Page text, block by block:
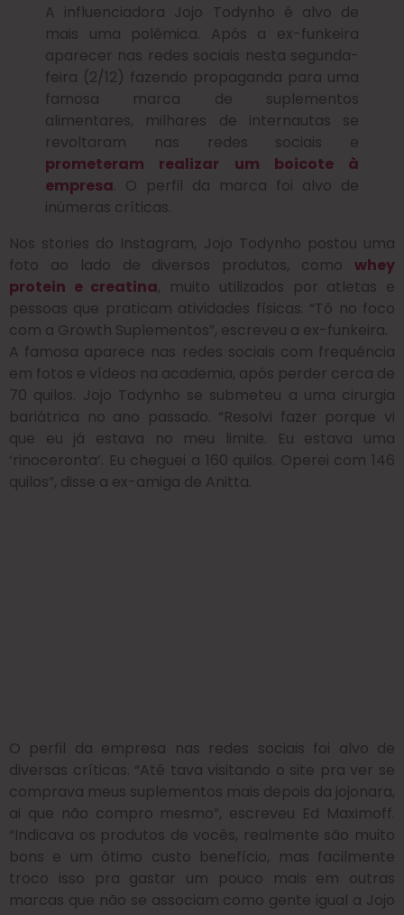
A influenciadora Jojo Todynho é alvo de
mais uma polêmica. Após a ex-funkeira
aparecer nas redes sociais nesta segunda-
feira (2/12) fazendo propaganda para uma
famosa marca de suplementos
alimentares, milhares de internautas se
revoltaram nas redes sociais e
prometeram realizar um boicote à
empresa. O perfil da marca foi alvo de
inúmeras críticas.
Nos stories do Instagram, Jojo Todynho postou uma
foto ao lado de diversos produtos, como whey
protein e creatina, muito utilizados por atletas e
pessoas que praticam atividades físicas. “Tô no foco
com a Growth Suplementos”, escreveu a ex-funkeira.
A famosa aparece nas redes sociais com frequência
em fotos e vídeos na academia, após perder cerca de
70 quilos. Jojo Todynho se submeteu a uma cirurgia
bariátrica no ano passado. “Resolvi fazer porque vi
que eu já estava no meu limite. Eu estava uma
‘rinoceronta’. Eu cheguei a 160 quilos. Operei com 146
quilos”, disse a ex-amiga de Anitta.
O perfil da empresa nas redes sociais foi alvo de
diversas críticas. “Até tava visitando o site pra ver se
comprava meus suplementos mais depois da jojonara,
ai que não compro mesmo”, escreveu Ed Maximoff.
“Indicava os produtos de vocês, realmente são muito
bons e um ótimo custo benefício, mas facilmente
troco isso pra gastar um pouco mais em outras
marcas que não se associam como gente igual a Jojo